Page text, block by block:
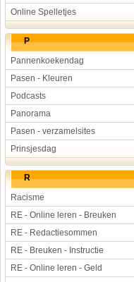
Online Spelletjes
P
Pannenkoekendag
Pasen - Kleuren
Podcasts
Panorama
Pasen - verzamelsites
Prinsjesdag
R
Racisme
RE - Online leren - Breuken
RE - Redactiesommen
RE - Breuken - Instructie
RE - Online leren - Geld